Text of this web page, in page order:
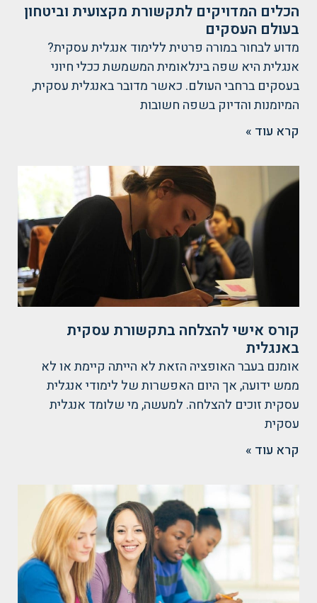
הכלים המדויקים לתקשורת מקצועית וביטחון
בעולם העסקים
מדוע לבחור במורה פרטית ללימוד אנגלית עסקית?
אנגלית היא שפה בינלאומית המשמשת ככלי חיוני
בעסקים ברחבי העולם. כאשר מדובר באנגלית עסקית,
המיומנות והדיוק בשפה חשובות
קרא עוד »
קורס אישי להצלחה בתקשורת עסקית
באנגלית
אומנם בעבר האופציה הזאת לא הייתה קיימת או לא
ממש ידועה, אך היום האפשרות של לימודי אנגלית
עסקית זוכים להצלחה. למעשה, מי שלומד אנגלית
עסקית
קרא עוד »